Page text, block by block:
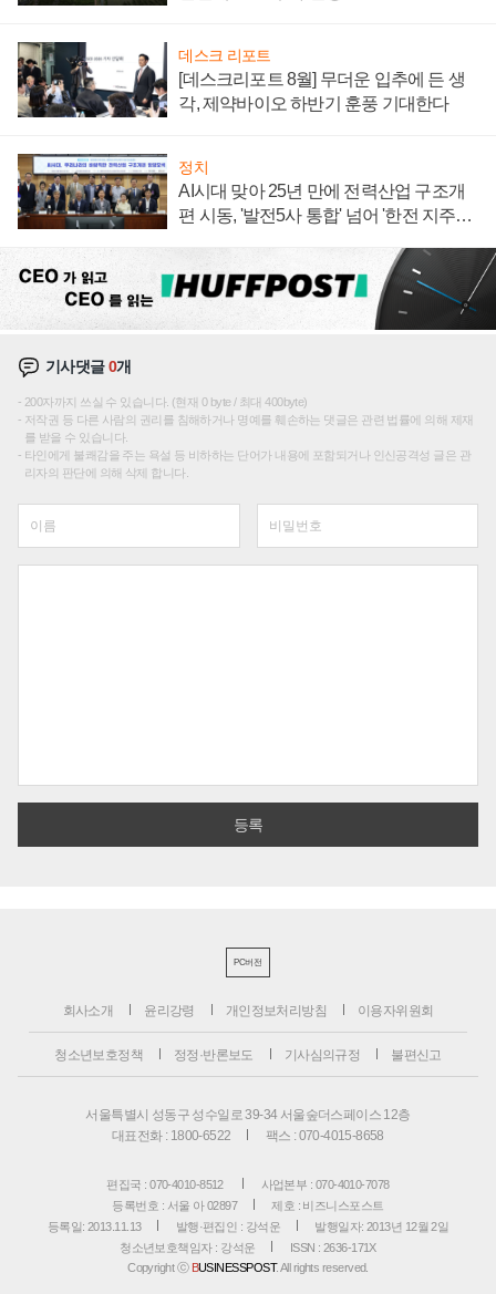
데스크 리포트
[데스크리포트 8월] 무더운 입추에 든 생
각, 제약바이오 하반기 훈풍 기대한다
정치
AI시대 맞아 25년 만에 전력산업 구조개
편 시동, '발전5사 통합' 넘어 '한전 지주사'
기사댓글0개
200자까지 쓰실 수 있습니다. (현재 0 byte / 최대 400byte)
저작권 등 다른 사람의 권리를 침해하거나 명예를 훼손하는 댓글은 관련 법률에 의해 제재
를 받을 수 있습니다.
타인에게 불쾌감을 주는 욕설 등 비하하는 단어가 내용에 포함되거나 인신공격성 글은 관
리자의 판단에 의해 삭제 합니다.
PC버전
회사소개 윤리강령 개인정보처리방침 이용자위원회
청소년보호정책 정정·반론보도 기사심의규정 불편신고
서울특별시 성동구 성수일로 39-34 서울숲더스페이스 12층
대표전화 : 1800-6522
팩스 : 070-4015-8658
편집국 : 070-4010-8512
사업본부 : 070-4010-7078
등록번호 : 서울 아 02897
제호 : 비즈니스포스트
등록일: 2013.11.13
발행·편집인 : 강석운
발행일자: 2013년 12월 2일
청소년보호책임자 : 강석운
ISSN : 2636-171X
Copyright ⓒ BUSINESSPOST. All rights reserved.